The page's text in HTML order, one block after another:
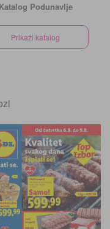
Katalog Podunavlje
Prikaži katalog